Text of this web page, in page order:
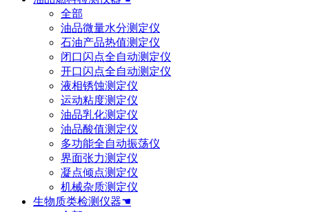
全部
油品微量水分测定仪
石油产品热值测定仪
闭口闪点全自动测定仪
开口闪点全自动测定仪
液相锈蚀测定仪
运动粘度测定仪
油品乳化测定仪
油品酸值测定仪
多功能全自动振荡仪
界面张力测定仪
凝点倾点测定仪
机械杂质测定仪
生物质类检测仪器☚